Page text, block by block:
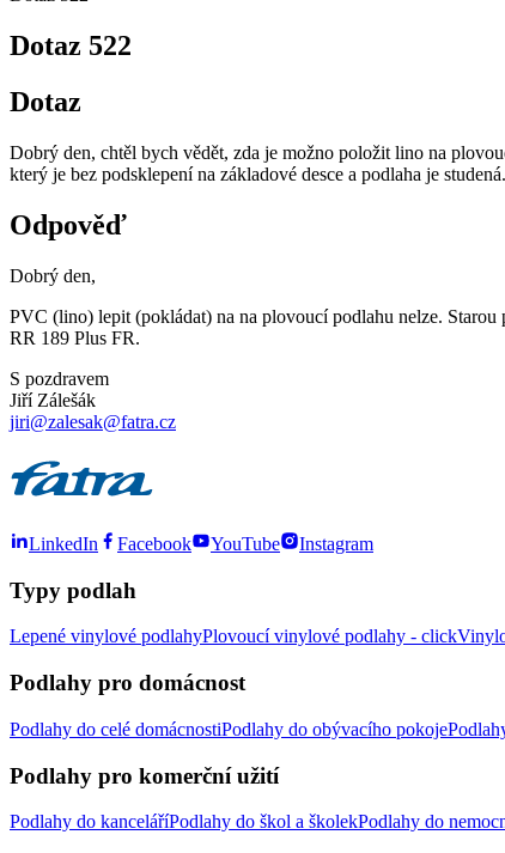
Dotaz 522
Dotaz
Dobrý den, chtěl bych vědět, zda je možno položit lino na
který je bez podsklepení na základové desce a podlaha je
Odpověď
Dobrý den,
PVC (lino) lepit (pokládat) na na plovoucí podlahu nelze.
RR 189 Plus FR.
S pozdravem
Jiří Zálešák
jiri@zalesak@fatra.cz
LinkedIn Facebook YouTube Instagram
Typy podlah
Lepené vinylové podlahyPlovoucí vinylové podlahy - click
Podlahy pro domácnost
Podlahy do celé domácnostiPodlahy do obývacího pokoje
Podlahy pro komerční užití
Podlahy do kanceláříPodlahy do škol a školekPodlahy do